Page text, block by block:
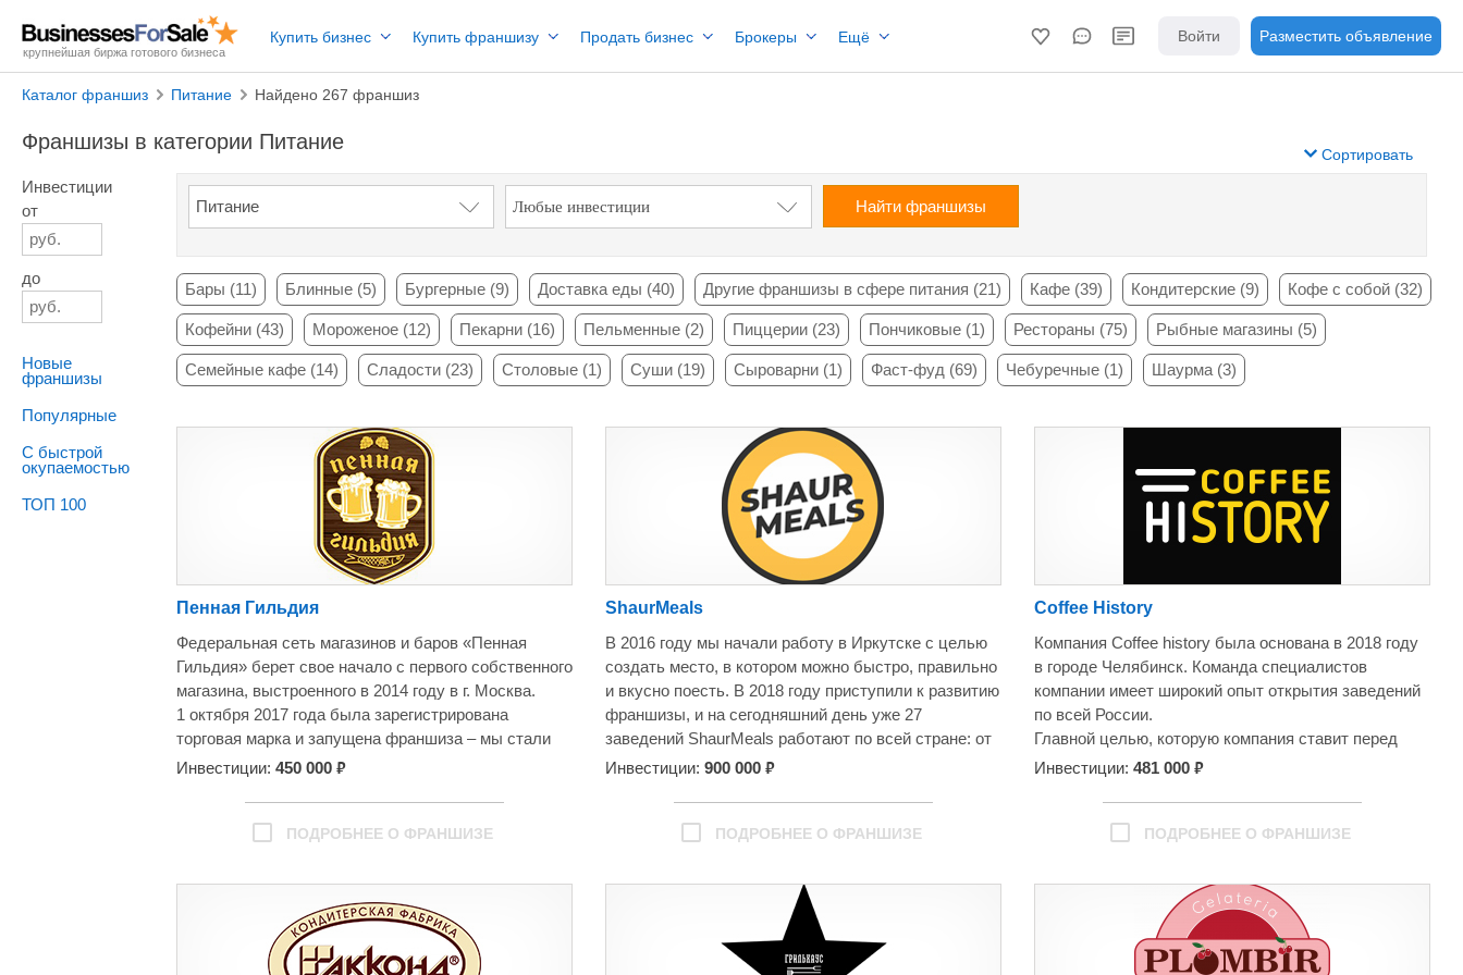
крупнейшая биржа готового бизнеса
Купить бизнес Купить франшизу Продать бизнес Брокеры Ещё Войти Разместить объявление
Каталог франшиз Питание Найдено 267 франшиз
Франшизы в категории Питание
Инвестиции
от
до
Новые
франшизы
Популярные
С быстрой
окупаемостью
ТОП 100
Сортировать
Найти франшизы
Бары (11) Блинные (5) Бургерные (9) Доставка еды (40) Другие франшизы в сфере питания (21) Кафе (39) Кондитерские (9) Кофе с собой (32)
Кофейни (43) Мороженое (12) Пекарни (16) Пельменные (2) Пиццерии (23) Пончиковые (1) Рестораны (75) Рыбные магазины (5)
Семейные кафе (14) Сладости (23) Столовые (1) Суши (19) Сыроварни (1) Фаст-фуд (69) Чебуречные (1) Шаурма (3)
Пенная Гильдия
Федеральная сеть магазинов и баров «Пенная
Гильдия» берет свое начало с первого собственного
магазина, выстроенного в 2014 году в г. Москва.
1 октября 2017 года была зарегистрирована
торговая марка и запущена франшиза – мы стали
делиться опытом ведения пивного бизнеса и
За не столь долгий срок существования франшизы
франчайзинговой сетью пивных заведений 2018
года, и намерены не останавливаться на
Секрет нашего успеха прост – у нас самое
Инвестиции: 450 000 ₽
ПОДРОБНЕЕ О ФРАНШИЗЕ
ShaurMeals
В 2016 году мы начали работу в Иркутске с целью
создать место, в котором можно быстро, правильно
и вкусно поесть. В 2018 году приступили к развитию
франшизы, и на сегодняшний день уже 27
заведений ShaurMeals работают по всей стране: от
Калининграда до Магадана.
Инвестиции: 900 000 ₽
ПОДРОБНЕЕ О ФРАНШИЗЕ
Coffee History
Компания Coffee history была основана в 2018 году
в городе Челябинск. Команда специалистов
компании имеет широкий опыт открытия заведений
по всей России.
Главной целью, которую компания ставит перед
собой, является популяризация культуры
перспективе у руководства компании есть планы
организовать собственный тренинг-центр для
обучения франчайзи и их персонала.
Инвестиции:481 000₽
ПОДРОБНЕЕ О ФРАНШИЗЕ